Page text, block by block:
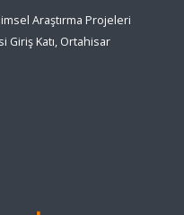
Araştırma Projeleri
Giriş Katı, Ortahisar